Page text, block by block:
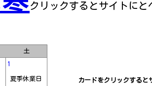
カードをクリックすると
2026/07/
クリックするとサイトに
土
1
夏季休業日